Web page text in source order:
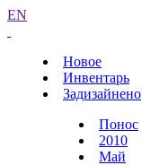
EN
Новое
Инвентарь
Задизайнено
Понос
2010
Май